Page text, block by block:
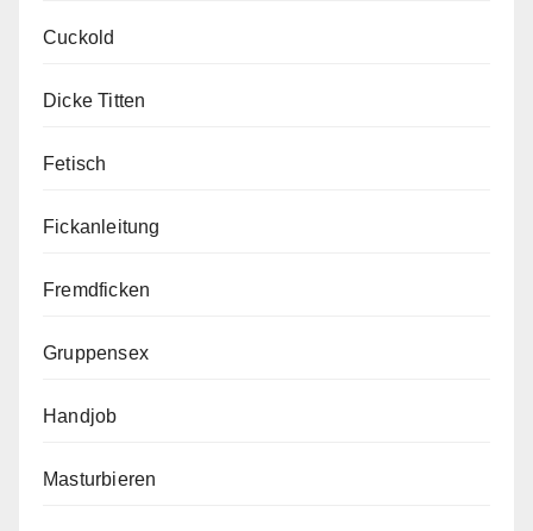
Cuckold
Dicke Titten
Fetisch
Fickanleitung
Fremdficken
Gruppensex
Handjob
Masturbieren